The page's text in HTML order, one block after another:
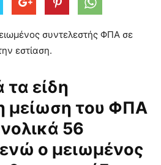
συντελεστής ΦΠΑ σε
εστίαση.
τα είδη
μείωση του ΦΠΑ
56
ο μειωμένος